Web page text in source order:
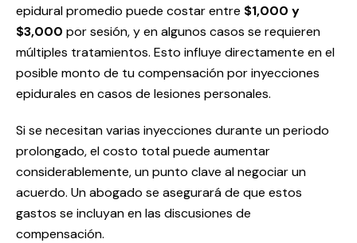
epidural promedio puede costar entre $1,000 y
$3,000 por sesión, y en algunos casos se requieren
múltiples tratamientos. Esto influye directamente en el
posible monto de tu compensación por inyecciones
epidurales en casos de lesiones personales.
Si se necesitan varias inyecciones durante un periodo
prolongado, el costo total puede aumentar
considerablemente, un punto clave al negociar un
acuerdo. Un abogado se asegurará de que estos
gastos se incluyan en las discusiones de
compensación.